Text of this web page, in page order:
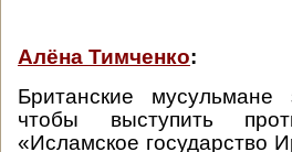
Алёна Тимченко:
Британские мусульмане
чтобы выступить
«Исламское государство